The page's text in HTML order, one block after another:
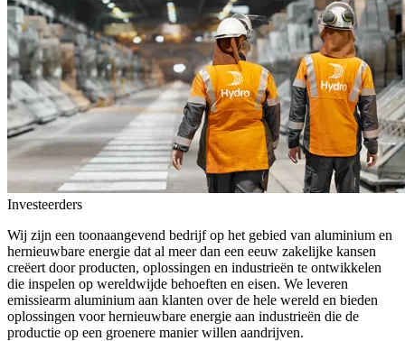
Investeerders
Wij zijn een toonaangevend bedrijf op het gebied van aluminium en
hernieuwbare energie dat al meer dan een eeuw zakelijke kansen
creëert door producten, oplossingen en industrieën te ontwikkelen
die inspelen op wereldwijde behoeften en eisen. We leveren
emissiearm aluminium aan klanten over de hele wereld en bieden
oplossingen voor hernieuwbare energie aan industrieën die de
productie op een groenere manier willen aandrijven.